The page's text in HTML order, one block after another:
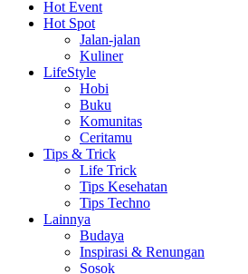
Hot Event
Hot Spot
Jalan-jalan
Kuliner
LifeStyle
Hobi
Buku
Komunitas
Ceritamu
Tips & Trick
Life Trick
Tips Kesehatan
Tips Techno
Lainnya
Budaya
Inspirasi & Renungan
Sosok